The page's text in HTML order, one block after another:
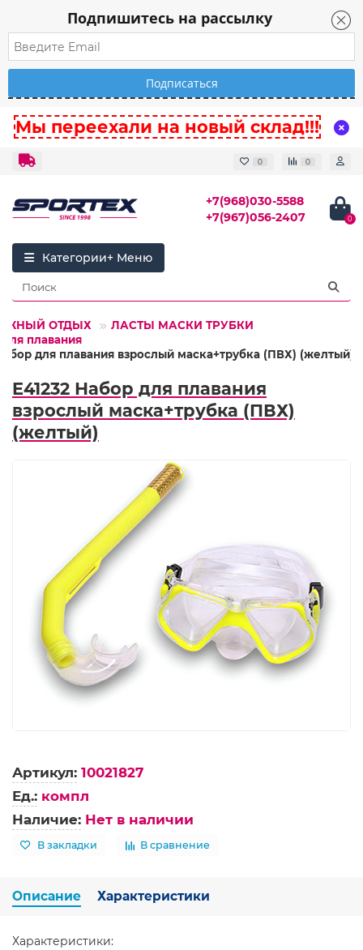
Подпишитесь на рассылку
Мы переехали на новый склад!!!
0 0
+7(968)030-5588
+7(967)056-2407
0
Категории
ОТДЫХ
ЛАСТЫ МАСКИ ТРУБКИ
плавания
для плавания взрослый маска+трубка (ПВХ) (желтый)
E41232 Набор для плавания
взрослый маска+трубка (ПВХ)
(желтый)
Артикул: 10021827
Ед.: компл
Наличие: Нет в наличии
В закладки В сравнение
Описание Характеристики
Характеристики: